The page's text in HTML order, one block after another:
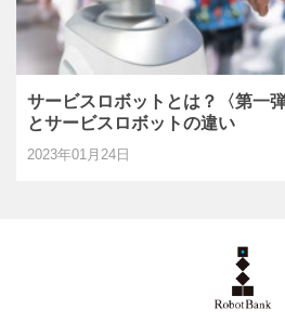
サービスロボットとは？〈第一
とサービスロボットの違い
2023年01月24日